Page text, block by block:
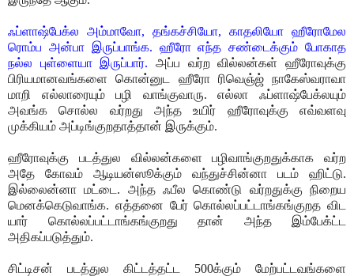
ஃப்ளாஷ்பேக்ல அம்மாவோ, தங்கச்சியோ, காதலியோ ஹீரோமேல
ரொம்ப அன்பா இருப்பாங்க. ஹீரோ எந்த சண்டைக்கும் போகாத
நல்ல புள்ளையா இருப்பார். அப்ப வர்ற வில்லன்கள் ஹீரோவுக்கு
பிரியமானவங்களை கொன்னுட ஹீரோ ரிவெஞ்ஜ் நாகேஸ்வராவா
மாறி எல்லாரையும் பழி வாங்குவாரு. எல்லா ஃப்ளாஷ்பேக்லயும்
அவங்க சொல்ல வர்றது அந்த உயிர் ஹீரோவுக்கு எவ்வளவு
முக்கியம் அப்டிங்குறதாத்தான் இருக்கும்.
ஹீரோவுக்கு படத்துல வில்லன்களை பழிவாங்குறதுக்காக வர்ற
அதே கோவம் ஆடியன்ஸூக்கும் வந்துச்சின்னா படம் ஹிட்டு.
இல்லைன்னா மட்டை. அந்த ஃபீல கொண்டு வர்றதுக்கு நிறைய
மெனக்கெடுவாங்க. எத்தனை பேர் கொல்லப்பட்டாங்கங்குறத விட
யார் கொல்லப்பட்டாங்கங்குறது தான் அந்த இம்பேக்ட்ட
அதிகப்படுத்தும்.
சிட்டிசன் படத்துல கிட்டத்தட்ட 500க்கும் மேற்பட்டவங்களை